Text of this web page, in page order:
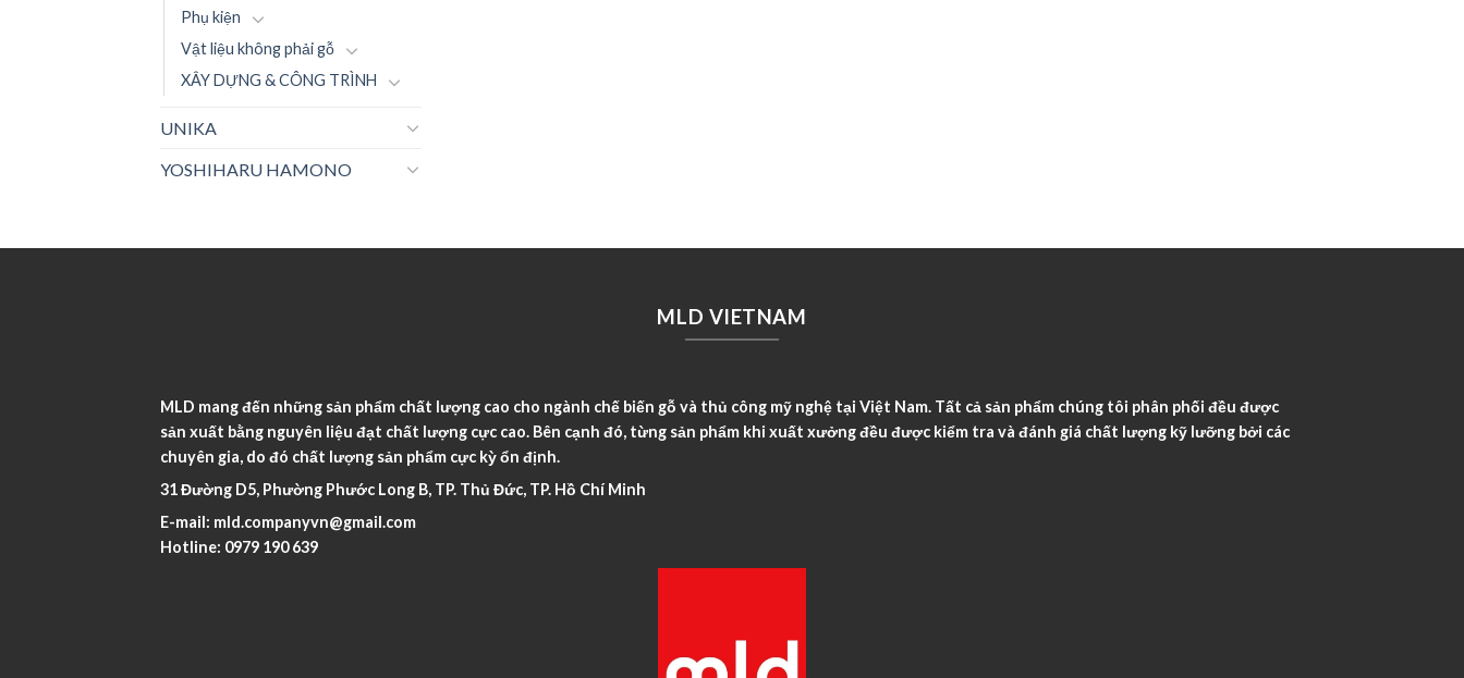
Phụ kiện
Vật liệu không phải gỗ
XÂY DỰNG & CÔNG TRÌNH
UNIKA
YOSHIHARU HAMONO
MLD VIETNAM
MLD mang đến những sản phẩm chất lượng cao cho ngành chế biến gỗ và thủ công mỹ nghệ tại Việt Nam. Tất cả sản phẩm chúng tôi phân phối đều được
sản xuất bằng nguyên liệu đạt chất lượng cực cao. Bên cạnh đó, từng sản phẩm khi xuất xưởng đều được kiểm tra và đánh giá chất lượng kỹ lưỡng bởi các
chuyên gia, do đó chất lượng sản phẩm cực kỳ ổn định.
31 Đường D5, Phường Phước Long B, TP. Thủ Đức, TP. Hồ Chí Minh
E-mail: mld.companyvn@gmail.com
Hotline: 0979 190 639